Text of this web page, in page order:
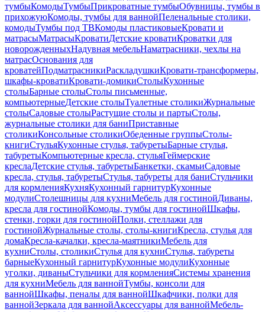
тумбыКомодыТумбыПрикроватные тумбыОбувницы, тумбы в
прихожуюКомоды, тумбы для ваннойПеленальные столики,
комодыТумбы под ТВКомоды пластиковыеКровати и
матрасыМатрасыКроватиДетские кроватиКроватки для
новорожденныхНадувная мебельНаматрасники, чехлы на
матрасОснования для
кроватейПодматрасникиРаскладушкиКровати-трансформеры,
шкафы-кроватиКровати-домикиСтолыКухонные
столыБарные столыСтолы письменные,
компьютерныеДетские столыТуалетные столикиЖурнальные
столыСадовые столыРастущие столы и партыСтолы,
журнальные столики для баниПриставные
столикиКонсольные столикиОбеденные группыСтолы-
книгиСтульяКухонные стулья, табуретыБарные стулья,
табуретыКомпьютерные кресла, стульяГеймерские
креслаДетские стулья, табуретыБанкетки, скамьиСадовые
кресла, стулья, табуретыСтулья, табуреты для баниСтульчики
для кормленияКухняКухонный гарнитурКухонные
модулиСтолешницы для кухниМебель для гостинойДиваны,
кресла для гостинойКомоды, тумбы для гостинойШкафы,
стенки, горки для гостинойПолки, стеллажи для
гостинойЖурнальные столы, столы-книгиКресла, стулья для
домаКресла-качалки, кресла-маятникиМебель для
кухниСтолы, столикиСтулья для кухниСтулья, табуреты
барныеКухонный гарнитурКухонные модулиКухонные
уголки, диваныСтульчики для кормленияСистемы хранения
для кухниМебель для ваннойТумбы, консоли для
ваннойШкафы, пеналы для ваннойШкафчики, полки для
ваннойЗеркала для ваннойАксессуары для ваннойМебель-